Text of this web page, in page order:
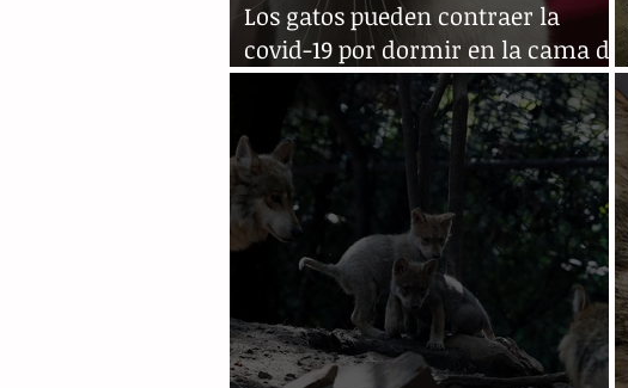
Los gatos pueden contraer la
covid-19 por dormir en la cama de
su dueño